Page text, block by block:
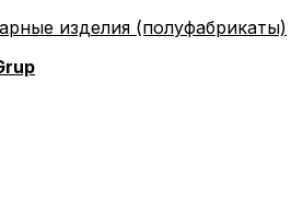
изделия (полуфабрикаты)